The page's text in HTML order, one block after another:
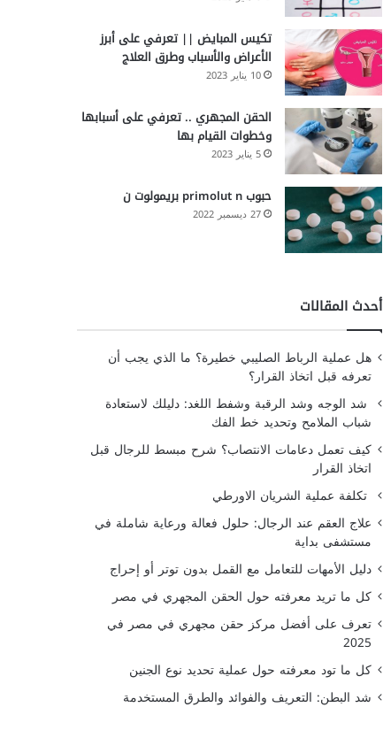
تكيس المبايض || تعرفي على أبرز
الأعراض والأسباب وطرق العلاج
10 يناير 2023
الحقن المجهري .. تعرفي على أسبابها
وخطوات القيام بها
5 يناير 2023
حبوب primolut n بريمولوت ن
27 ديسمبر 2022
أحدث المقالات
هل عملية الرباط الصليبي خطيرة؟ ما الذي يجب أن
تعرفه قبل اتخاذ القرار؟
شد الوجه وشد الرقبة وشفط اللغد: دليلك لاستعادة
شباب الملامح وتحديد خط الفك
كيف تعمل دعامات الانتصاب؟ شرح مبسط للرجال قبل
اتخاذ القرار
تكلفة عملية الشريان الاورطي
علاج العقم عند الرجال: حلول فعالة ورعاية شاملة في
مستشفى بداية
دليل الأمهات للتعامل مع القمل بدون توتر أو إحراج
كل ما تريد معرفته حول الحقن المجهري في مصر
تعرف على أفضل مركز حقن مجهري في مصر في
2025
كل ما تود معرفته حول عملية تحديد نوع الجنين
شد البطن: التعريف والفوائد والطرق المستخدمة